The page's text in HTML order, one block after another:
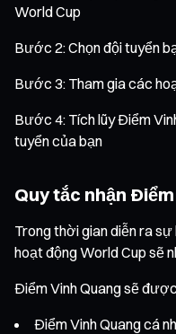
World Cup
Bước 2: Chọn đội tuyển
Bước 3: Tham gia các
Bước 4: Tích lũy Điểm
tuyển của bạn
Quy tắc nhận
Trong thời gian diễn ra
hoạt động World Cup sẽ
Điểm Vinh Quang sẽ
Điểm Vinh Quang cá